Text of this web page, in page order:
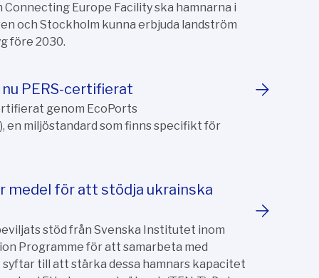
Europe Facility ska hamnarna i
och Stockholm kunna erbjuda landström
före 2030.
PERS-certifierat
genom EcoPorts
en miljöstandard som finns specifikt för
medel för att stödja ukrainska
stöd från Svenska Institutet inom
Programme för att samarbeta med
till att stärka dessa hamnars kapacitet